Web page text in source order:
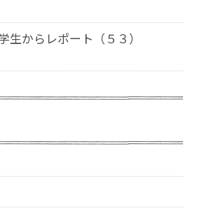
生からレポート（５３）